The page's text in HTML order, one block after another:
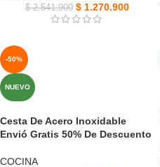
$2.541.900 $1.270.900
-50%
NUEVO
Cesta De Acero Inoxidable
Envió Gratis 50% De Descuento
COCINA